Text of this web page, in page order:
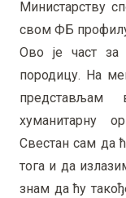
Министарству
свом ФБ
Ово је част
породицу. На
хуманитарну
Свестан сам да
тога и да
знам да ћу